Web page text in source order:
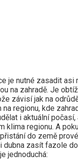
je nutné zasadit asi
na zahradě. Je
závisí jak na
regionu, kde
i aktuální počasí,
klima regionu. A
do země
dubna zasít fazole
jednoduchá: